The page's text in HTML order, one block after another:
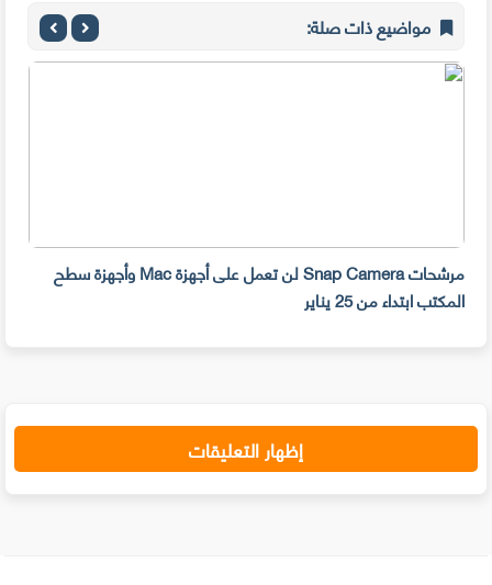
مواضيع ذات صلة:
مرشحات Snap Camera لن تعمل على أجهزة Mac وأجهزة سطح
المكتب ابتداء من 25 يناير
إظهار التعليقات